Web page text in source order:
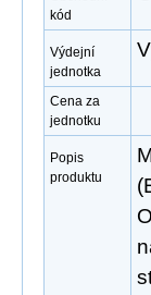
kód
Výdejní
jednotka
Cena za
jednotku
Popis
produktu